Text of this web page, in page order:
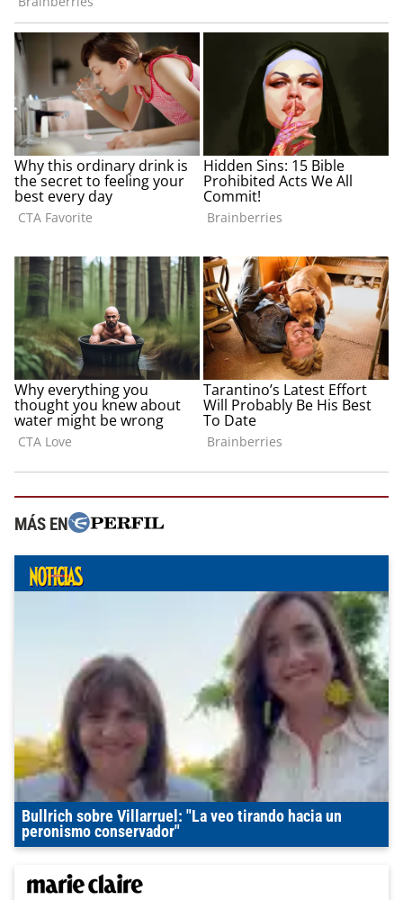
MÁS EN
Bullrich sobre Villarruel: "La veo tirando hacia un
peronismo conservador"